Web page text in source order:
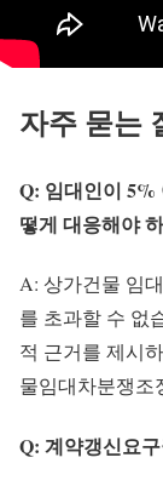
자주 묻는
Q: 임대인이 5%
떻게 대응해야
A: 상가건물 임
를 초과할 수 없
적 근거를 제시
물임대차분쟁조
Q: 계약갱신요